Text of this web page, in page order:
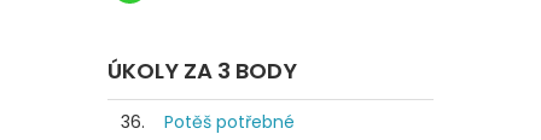
ÚKOLY ZA 3 BODY
36.
Potěš potřebné